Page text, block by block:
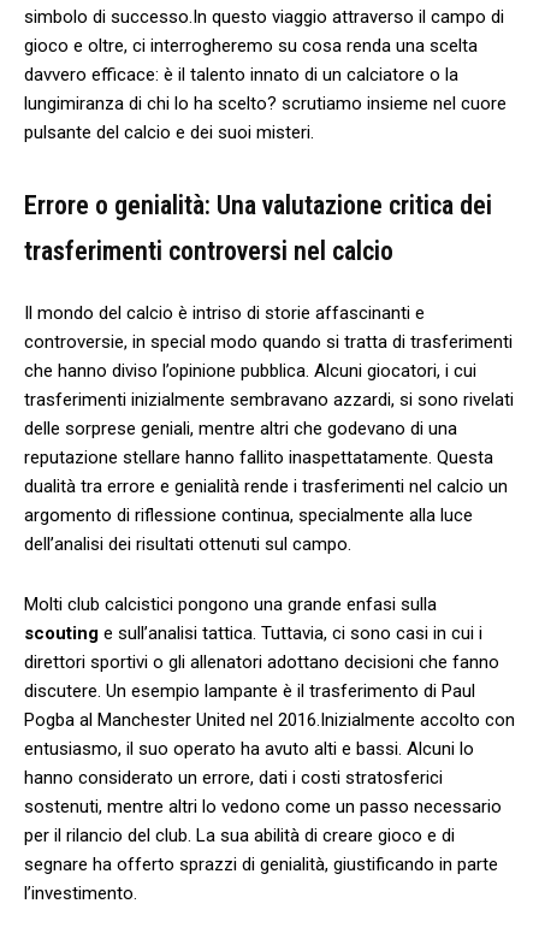
simbolo di successo.In questo viaggio ⁣attraverso ⁢il campo di
⁣gioco e oltre, ci interrogheremo su ‍cosa renda una scelta⁢
davvero efficace: è il talento⁤ innato di un calciatore o la
lungimiranza di chi lo​ ha scelto? scrutiamo insieme ‍nel cuore
pulsante ‌del calcio e dei suoi misteri.
Errore o genialità: Una valutazione critica dei
trasferimenti controversi nel ⁤calcio
Il ⁢mondo del calcio è intriso di storie affascinanti e
controversie, in special modo‍ quando si tratta di trasferimenti
che hanno diviso l’opinione pubblica. Alcuni giocatori, i cui
trasferimenti ⁢inizialmente sembravano azzardi, si ‍sono rivelati
delle sorprese geniali, mentre altri che godevano di una
reputazione ‍stellare ⁤hanno fallito inaspettatamente. Questa
‍dualità tra errore e⁢ genialità rende i⁢ trasferimenti nel calcio un
argomento di riflessione continua, specialmente alla luce​
dell’analisi dei risultati ottenuti sul campo.
Molti club calcistici pongono una grande enfasi sulla
scouting e sull’analisi tattica. Tuttavia, ci sono casi in cui i
direttori sportivi o gli allenatori adottano decisioni che fanno
discutere. Un esempio lampante è il trasferimento di Paul
Pogba al Manchester United nel 2016.Inizialmente accolto ⁢con
entusiasmo, il suo operato ha avuto alti e ⁢bassi. Alcuni lo
hanno considerato un errore, dati i costi stratosferici
sostenuti, mentre altri lo vedono come un passo necessario
per il rilancio del club. La sua abilità di ⁢creare gioco⁢ e di
segnare ha offerto sprazzi di genialità, giustificando in parte
l’investimento.